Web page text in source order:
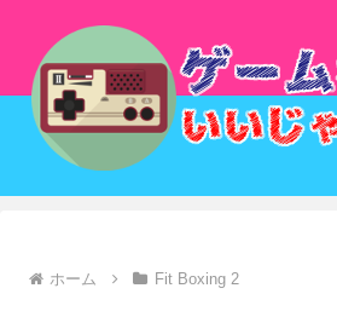
ホーム Fit Boxing 2